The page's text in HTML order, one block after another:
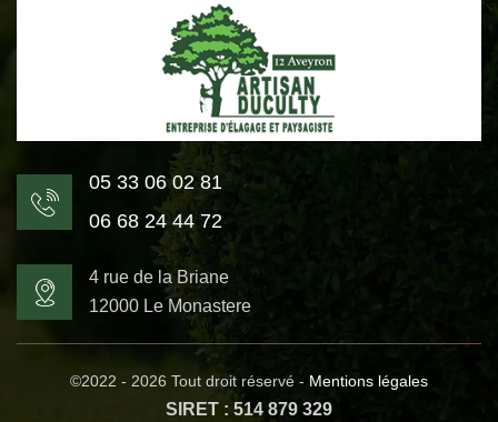
05 33 06 02 81
06 68 24 44 72
4 rue de la Briane
12000 Le Monastere
©2022 - 2026 Tout droit réservé - Mentions légales
SIRET : 514 879 329